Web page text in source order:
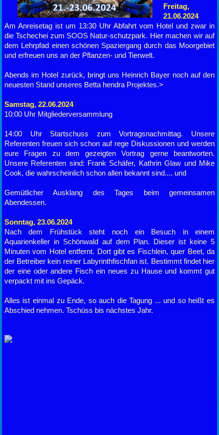
Freitag,
21.06.2024
Am Anreisetag ist um 13:30 Uhr Abfahrt vom Hotel und zwar in
die Tschechei zum SOOS Natur-schutzpark. Hier machen wir auf
dem Lehrpfad einen schönen Spaziergang durch das Moorgebiet
und erfreuen uns an der Pflanzen- und Tierwelt.
Abends im Hotel zurück, bringt uns Heinrich Bayer noch auf den
neuesten Stand unseres Betta hendra Projektes.>
Samstag, 22.06.2024
10:00 Uhr Mitgliederversammlung
14:00 Uhr Startschuss zum Vortragsnachmittag. Unsere
Referenten freuen sich schon auf rege Diskussionen und werden
eure Fragen zu dem gezeigten Vortrag gerne beantworten.
Unsere Referenten sind: Frank Schäfer, Kathrin Glaw und Mike
Cook, die wahrscheinlich schon allen bekannt sind.... und
Gemütlicher Ausklang des Tages beim gemeinsamen
Abendessen.
Sonntag, 23.06.2024
Nach dem Frühstück steht noch ein Besuch in einem
Aquarienkeller in Schönwald auf dem Plan. Dieser ist keine 5
Minuten vom Hotel entfernt. Dort gibt es Fischlein, quer Beet, da
der Betreiber kein reiner Labyrinthfischfan ist. Bestimmt findet hier
der eine oder andere Fisch ein neues zu Hause und kommt gut
verpackt mit ins Gepäck.
Alles ist einmal zu Ende, so auch die Tagung ... und so heißt es
Abschied nehmen. Tschüss bis nächstes Jahr.